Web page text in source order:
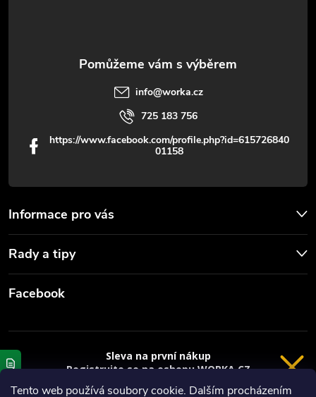
Tento web používá soubory cookie. Dalším procházením
Informace pro vás
Rady a tipy
info@worka.cz
725 183 756
https://www.facebook.com/profile.php?id=615726840
01158
Facebook
Sleva na první nákup
Registrujte se na eshopu WORKA.CZ
sleva 100 Kč* na nákup je Vaše.